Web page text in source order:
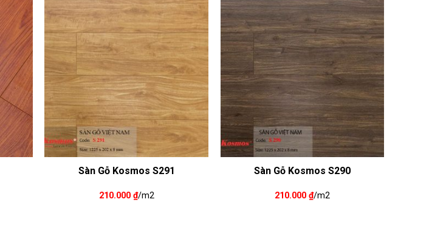
Sàn Gỗ Kosmos S291
210.000 ₫/m2
Sàn Gỗ Kosmos S290
210.000 ₫/m2